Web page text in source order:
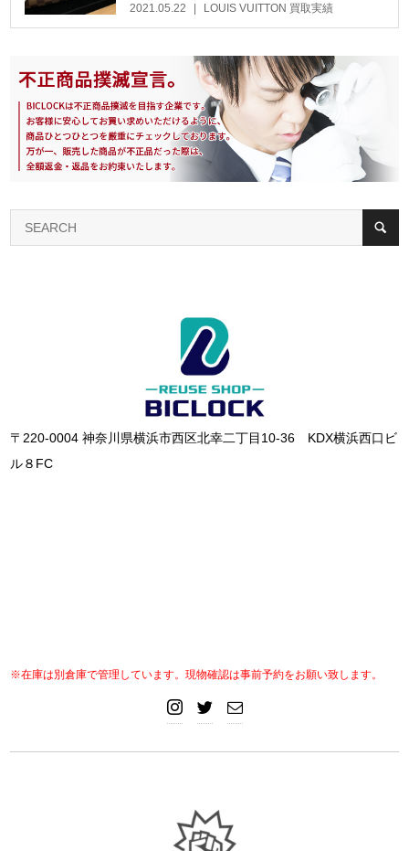
2021.05.22 LOUIS VUITTON 買取実績
〒220-0004 神奈川県横浜市西区北幸二丁目10-36 KDX横浜西口ビ
ル８FC
※在庫は別倉庫で管理しています。現物確認は事前予約をお願い致します。